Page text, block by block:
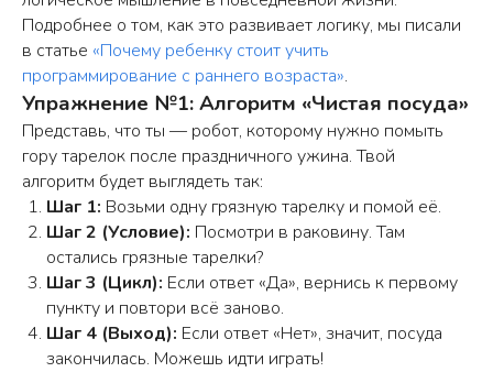
Подробнее о том, как это развивает логику, мы писали
в статье «Почему ребенку стоит учить
программирование с раннего возраста».
Упражнение №1: Алгоритм «Чистая посуда»
Представь, что ты — робот, которому нужно помыть
гору тарелок после праздничного ужина. Твой
алгоритм будет выглядеть так:
Шаг 1: Возьми одну грязную тарелку и помой её.
Шаг 2 (Условие): Посмотри в раковину. Там
остались грязные тарелки?
Шаг 3 (Цикл): Если ответ «Да», вернись к первому
пункту и повтори всё заново.
Шаг 4 (Выход): Если ответ «Нет», значит, посуда
закончилась. Можешь идти играть!